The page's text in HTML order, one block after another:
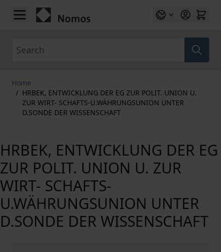
Skip to Content
Home
/ HRBEK, ENTWICKLUNG DER EG ZUR POLIT. UNION U.
ZUR WIRT- SCHAFTS-U.WÄHRUNGSUNION UNTER
D.SONDE DER WISSENSCHAFT
HRBEK, ENTWICKLUNG DER EG
ZUR POLIT. UNION U. ZUR
WIRT- SCHAFTS-
U.WÄHRUNGSUNION UNTER
D.SONDE DER WISSENSCHAFT